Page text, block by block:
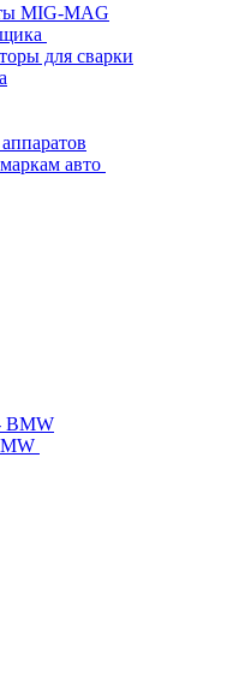
MIG-MAG
для сварки
авто